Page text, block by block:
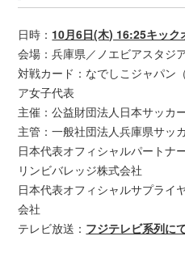
日時： 10月6日(木) 16:25キック
会場：兵庫県／ノエビアスタジ
対戦カード：なでしこジャパン
ア女子代表
主催：公益財団法人日本サッカ
主管：一般社団法人兵庫県サッ
日本代表オフィシャルパートナ
リンビバレッジ株式会社
日本代表オフィシャルサプライ
会社
テレビ放送： フジテレビ系列に